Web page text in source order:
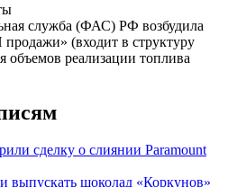
служба (ФАС) РФ возбудила
(входит в структуру
объемов реализации топлива
сделку о слиянии Paramount
выпускать шоколад «Коркунов»